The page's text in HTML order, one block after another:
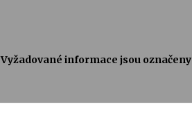
Vyžadované informace jsou označeny